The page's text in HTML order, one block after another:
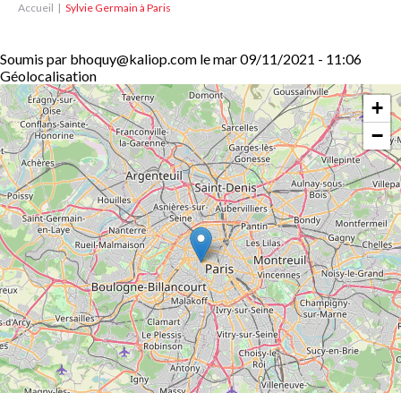
Accueil Sylvie Germain à Paris
Soumis par bhoquy@kaliop.com lemar 09/11/2021 - 11:06
Géolocalisation
+
−